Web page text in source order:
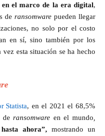
en el marco de la era digital,
de ransomware pueden llegar
no solo por el costo
en sí, sino también por los
esta situación se ha hecho
Statista, en el 2021 el 68,5%
deransomware en el mundo
ahora”, mostrando un